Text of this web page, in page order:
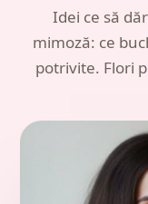
Idei ce să
mimoză: ce
potrivite. Flori